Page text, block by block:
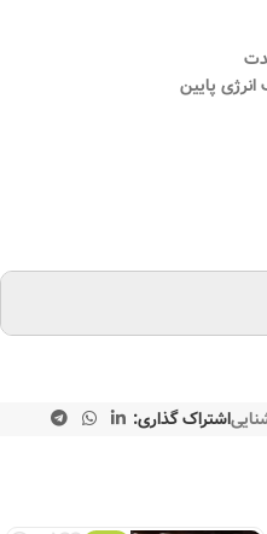
پایین
اشتراک گذاری: